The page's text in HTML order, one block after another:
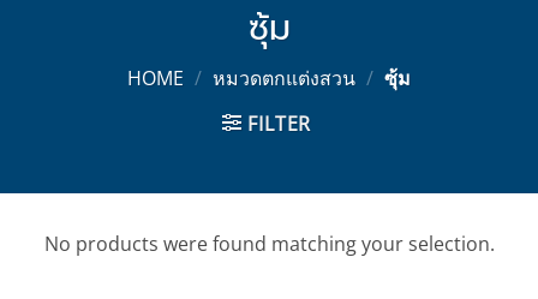
ซุ้ม
HOME / หมวดตกแต่งสวน / ซุ้ม
FILTER
No products were found matching your selection.